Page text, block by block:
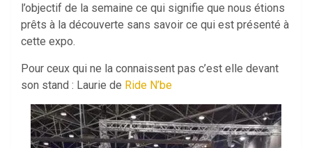
l’objectif de la semaine ce qui signifie que nous étions
prêts à la découverte sans savoir ce qui est présenté à
cette expo.
Pour ceux qui ne la connaissent pas c’est elle devant
son stand : Laurie de Ride N’be